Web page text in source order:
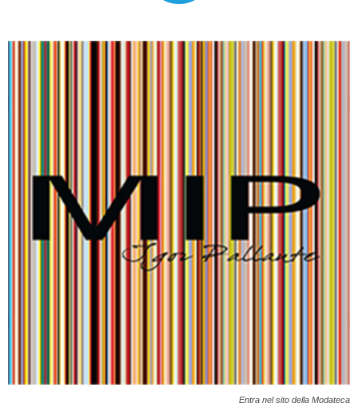
Entra nel sito della Modateca